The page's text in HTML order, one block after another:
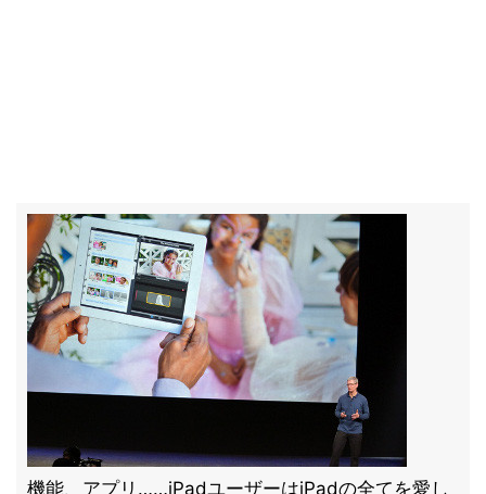
機能、アプリ……iPadユーザーはiPadの全てを愛し